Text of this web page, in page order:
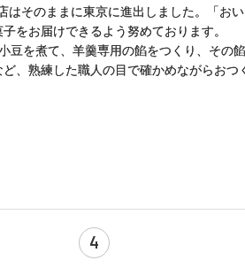
そのままに東京に進出しました。「お
をお届けできるよう努めております。
を煮て、羊羹専用の餡をつくり、その
、熟練した職人の目で確かめながらおつ
4